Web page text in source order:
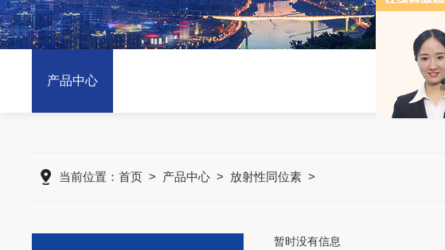
产品中心
当前位置：首页 > 产品中心 > 放射性同位素 >
暂时没有信息